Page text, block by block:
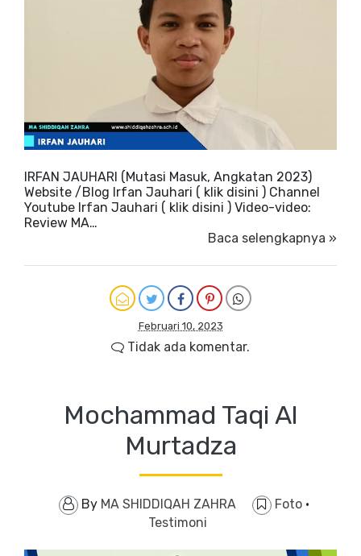
IRFAN JAUHARI (Mutasi Masuk, Angkatan 2023)
Website /Blog Irfan Jauhari ( klik disini ) Channel
Youtube Irfan Jauhari ( klik disini ) Video-video:
Review MA…
Baca selengkapnya »
Februari 10, 2023
Tidak ada komentar.
Mochammad Taqi Al
Murtadza
By MA SHIDDIQAH ZAHRA Foto ·
Testimoni